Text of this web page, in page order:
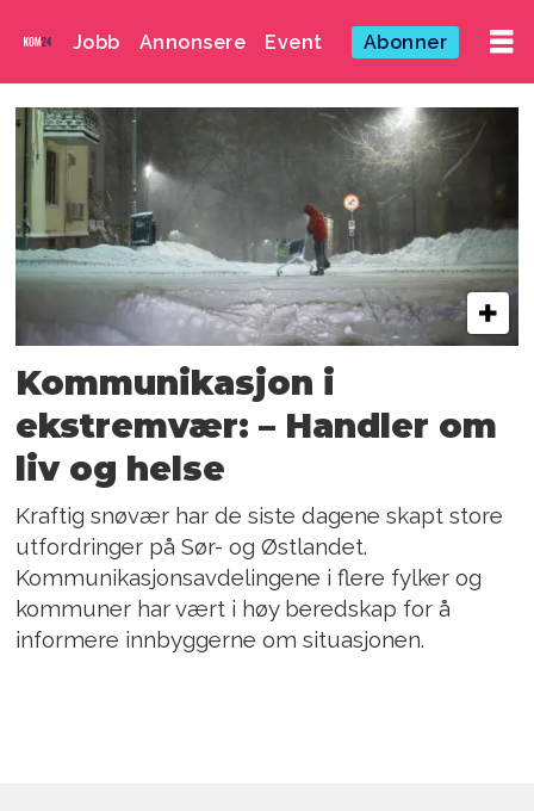
Jobb Annonsere Event Abonner
Emne:
trafikkinformasjon
Kommunikasjon i
ekstremvær: – Handler om
liv og helse
Kraftig snøvær har de siste dagene skapt store
utfordringer på Sør- og Østlandet.
Kommunikasjonsavdelingene i flere fylker og
kommuner har vært i høy beredskap for å
informere innbyggerne om situasjonen.